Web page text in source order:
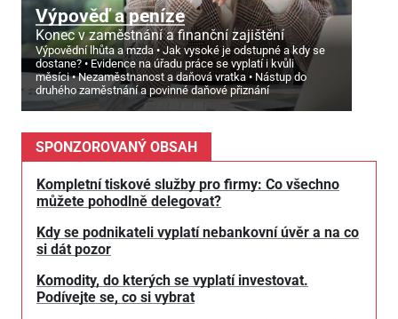
Výpověď a peníze
Konec v zaměstnání a finanční zajištění
Výpovědní lhůta a mzda
Jak vysoké je odstupné a kdy se
dostane?
Evidence na úřadu práce se vyplatí i kvůli
měsíci
Nezaměstnanost a daňová vratka
Nástup do
druhého zaměstnání a povinné daňové přiznání
SPONZOROVANÝ OBSAH
Kompletní tiskové služby pro firmy: Co všechno
můžete pohodlně delegovat?
Kdy se podnikateli vyplatí nebankovní úvěr a na co
si dát pozor
Komodity, do kterých se vyplatí investovat.
Podívejte se, co si vybrat